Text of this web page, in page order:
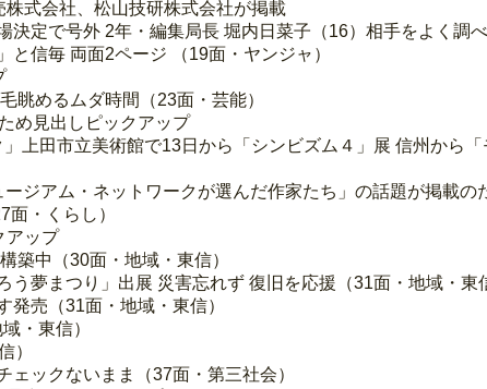
式会社、松山技研株式会社が掲載
定で号外 2年・編集局長 堀内日菜子（16）相手をよく調
信毎 両面2ページ （19面・ヤンジャ）
眺めるムダ時間（23面・芸能）
め見出しピックアップ
上田市立美術館で13日から「シンビズム４」展 信州から
ジアム・ネットワークが選んだ作家たち」の話題が掲載の
・くらし）
アップ
築中（30面・地域・東信）
夢まつり」出展 災害忘れず 復旧を応援（31面・地域・東
売（31面・地域・東信）
・東信）
）
ックないまま（37面・第三社会）